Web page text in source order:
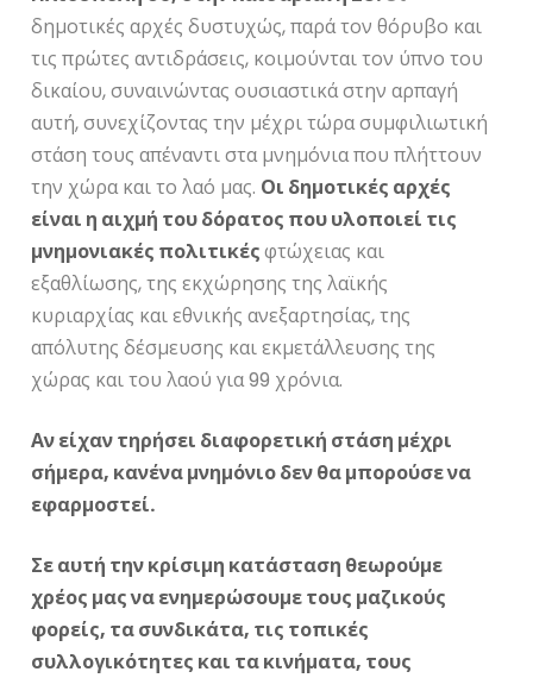
δημοτικές αρχές δυστυχώς, παρά τον θόρυβο και
τις πρώτες αντιδράσεις, κοιμούνται τον ύπνο του
δικαίου, συναινώντας ουσιαστικά στην αρπαγή
αυτή, συνεχίζοντας την μέχρι τώρα συμφιλιωτική
στάση τους απέναντι στα μνημόνια που πλήττουν
την χώρα και το λαό μας. Οι δημοτικές αρχές
είναι η αιχμή του δόρατος που υλοποιεί τις
μνημονιακές πολιτικέςφτώχειας και
εξαθλίωσης, της εκχώρησης της λαϊκής
κυριαρχίας και εθνικής ανεξαρτησίας, της
απόλυτης δέσμευσης και εκμετάλλευσης της
χώρας και του λαού για 99 χρόνια.
Αν είχαν τηρήσει διαφορετική στάση μέχρι
σήμερα, κανένα μνημόνιο δεν θα μπορούσε να
εφαρμοστεί.
Σε αυτή την κρίσιμη κατάσταση θεωρούμε
χρέος μας να ενημερώσουμε τους μαζικούς
φορείς, τα συνδικάτα, τις τοπικές
συλλογικότητες και τα κινήματα, τους